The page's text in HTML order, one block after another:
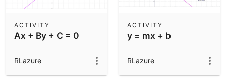
Ax + By + C = 0
ACTIVITY
RLazure
y = mx + b
ACTIVITY
RLazure